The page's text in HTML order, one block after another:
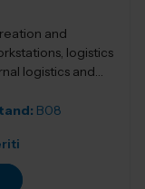
and
logistics
logistics and
B08